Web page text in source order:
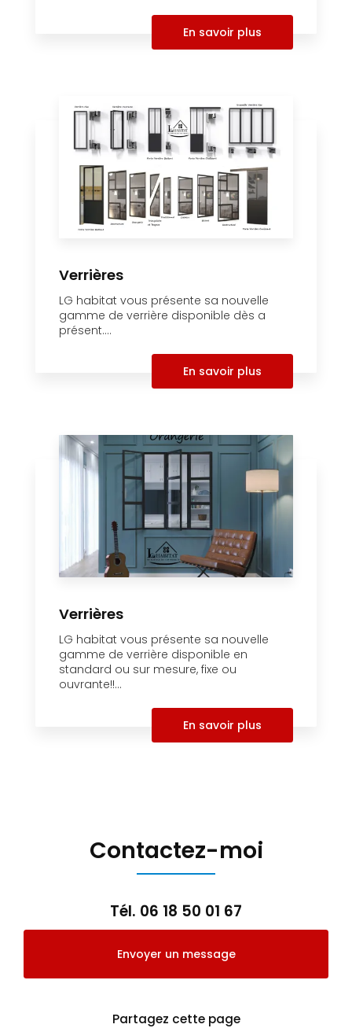
En savoir plus
Verrières
LG habitat vous présente sa nouvelle
gamme de verrière disponible dès a
présent....
En savoir plus
Verrières
LG habitat vous présente sa nouvelle
gamme de verrière disponible en
standard ou sur mesure, fixe ou
ouvrante!!...
En savoir plus
Contactez-moi
Tél. 06 18 50 01 67
Envoyer un message
Partagez cette page